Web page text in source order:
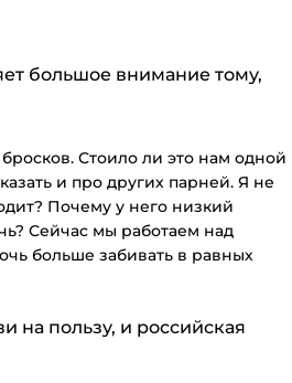
большое внимание тому,
Стоило ли это нам одной
и про других парней. Я не
Почему у него низкий
Сейчас мы работаем над
больше забивать в равных
на пользу, и российская